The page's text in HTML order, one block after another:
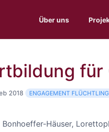
Über uns
2018 ENGAGEMENT
Häuser,